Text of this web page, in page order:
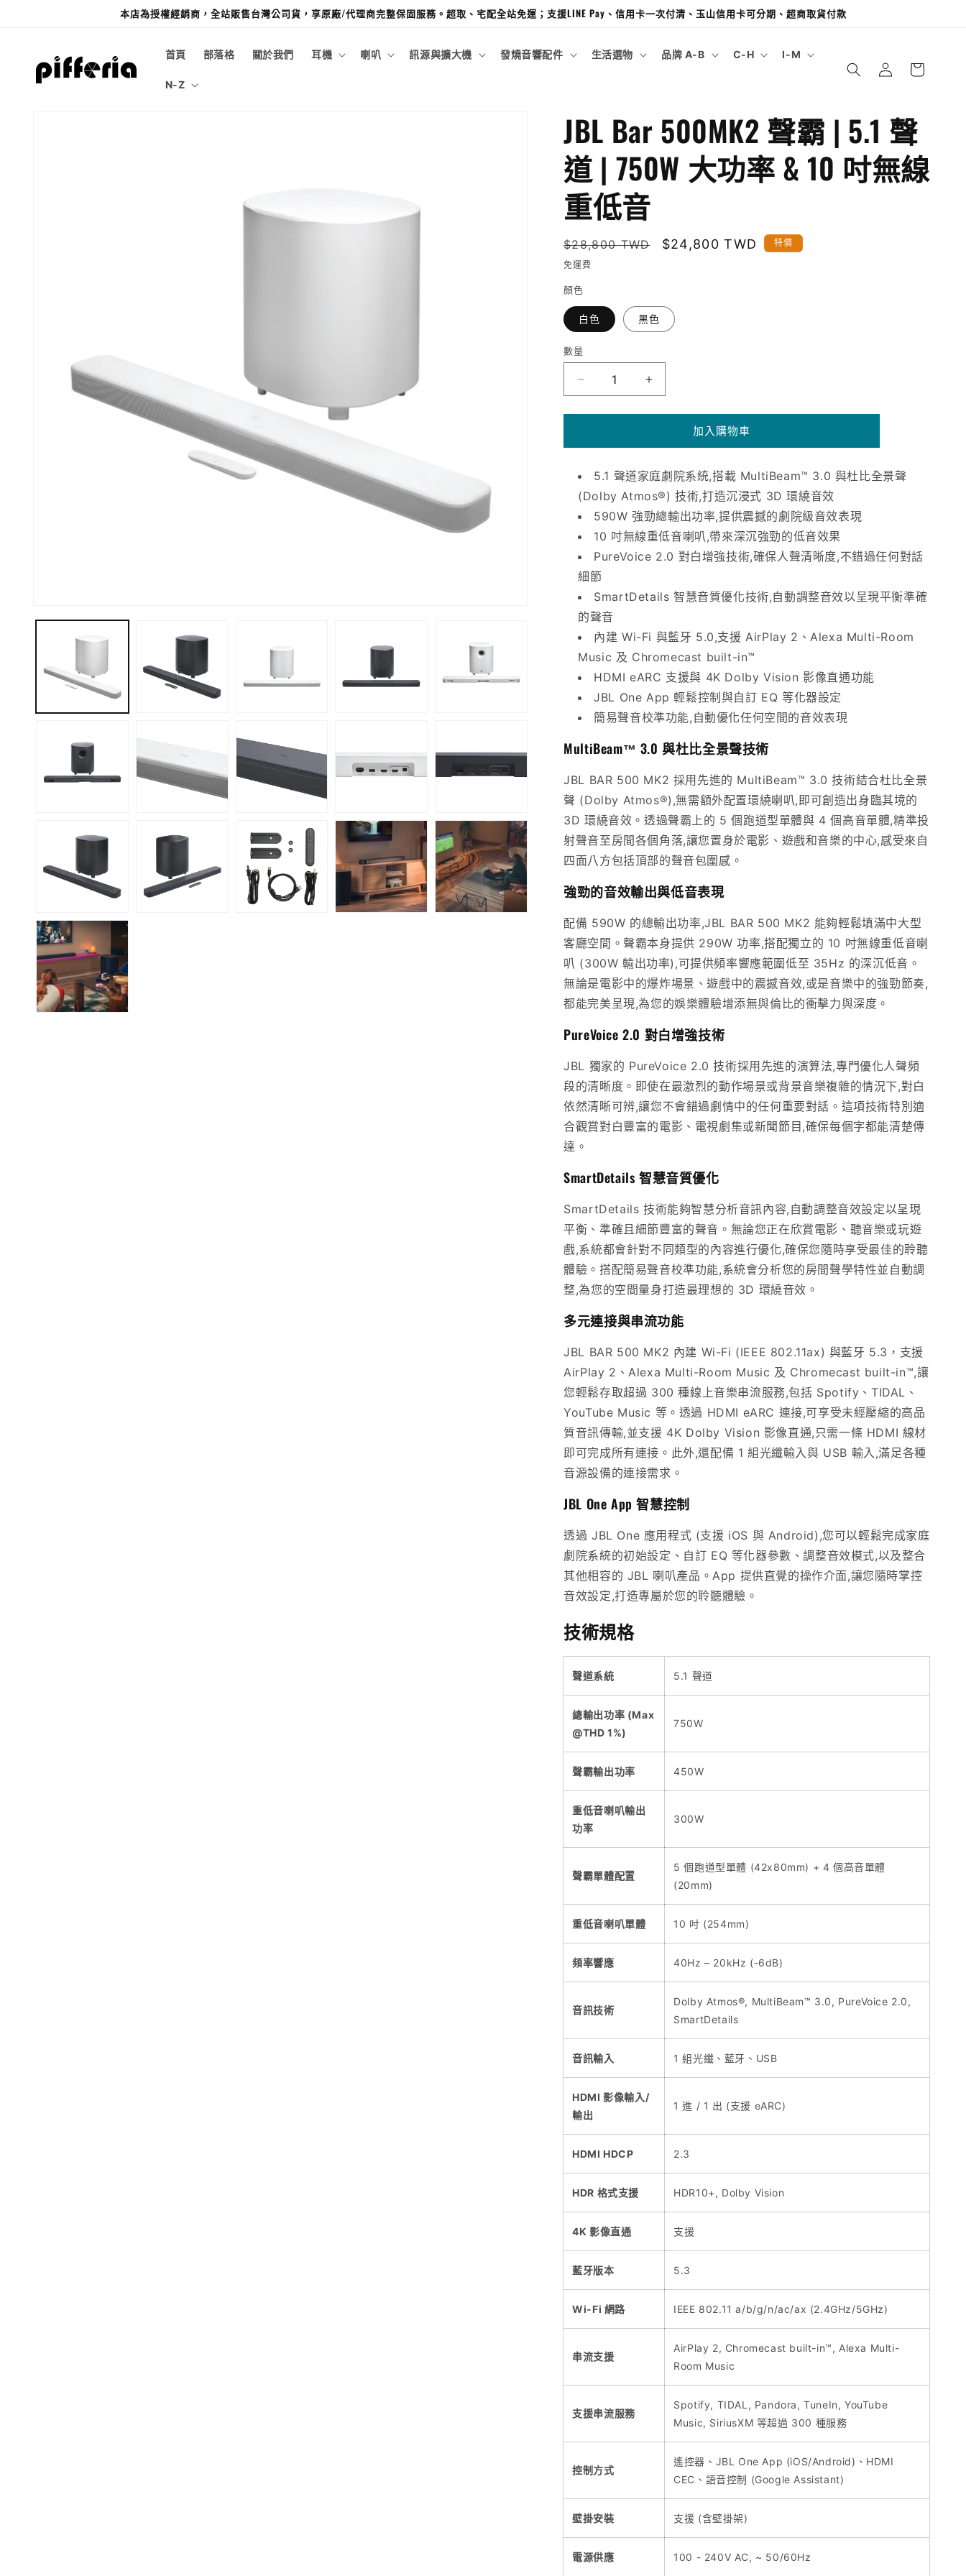
本店為授權經銷商，全站販售台灣公司貨，享原廠/代理商完整保固服務。超取、宅配全站免運；支援LINE Pay、信用卡一次付清、玉山信用卡可分期、超商取貨付款
首頁 部落格 關於我們 耳機 喇叭 訊源與擴大機 發燒音響配件 生活選物 品牌 A-B C-H I-M
N-Z
登
入
物
JBL Bar 500MK2 聲霸 | 5.1 聲
道 | 750W 大功率 & 10 吋無線
重低音
定
價
$28,800 TWD
售
$24,800 TWD 特價
免運費
顏色
白色 黑色
數量
Bar
500MK2
5.1
聲
道
|
750W
大
&amp;
10
吋
無
線
音
量
減
少
JBL
Bar
500MK2
|
5.1
聲
道
|
750W
10
吋
無
線
重
音
量
增
加
加入購物車
5.1 聲道家庭劇院系統,搭載 MultiBeam™ 3.0 與杜比全景聲
(Dolby Atmos®) 技術,打造沉浸式 3D 環繞音效
590W 強勁總輸出功率,提供震撼的劇院級音效表現
10 吋無線重低音喇叭,帶來深沉強勁的低音效果
PureVoice 2.0 對白增強技術,確保人聲清晰度,不錯過任何對話
細節
SmartDetails 智慧音質優化技術,自動調整音效以呈現平衡準確
的聲音
內建 Wi-Fi 與藍牙 5.0,支援 AirPlay 2、Alexa Multi-Room
Music 及 Chromecast built-in™
HDMI eARC 支援與 4K Dolby Vision 影像直通功能
JBL One App 輕鬆控制與自訂 EQ 等化器設定
簡易聲音校準功能,自動優化任何空間的音效表現
MultiBeam™ 3.0 與杜比全景聲技術
JBL BAR 500 MK2 採用先進的 MultiBeam™ 3.0 技術結合杜比全景
聲 (Dolby Atmos®),無需額外配置環繞喇叭,即可創造出身臨其境的
3D 環繞音效。透過聲霸上的 5 個跑道型單體與 4 個高音單體,精準投
射聲音至房間各個角落,讓您置身於電影、遊戲和音樂的中心,感受來自
四面八方包括頂部的聲音包圍感。
強勁的音效輸出與低音表現
配備 590W 的總輸出功率,JBL BAR 500 MK2 能夠輕鬆填滿中大型
客廳空間。聲霸本身提供 290W 功率,搭配獨立的 10 吋無線重低音喇
叭 (300W 輸出功率),可提供頻率響應範圍低至 35Hz 的深沉低音。
無論是電影中的爆炸場景、遊戲中的震撼音效,或是音樂中的強勁節奏,
都能完美呈現,為您的娛樂體驗增添無與倫比的衝擊力與深度。
PureVoice 2.0 對白增強技術
JBL 獨家的 PureVoice 2.0 技術採用先進的演算法,專門優化人聲頻
段的清晰度。即使在最激烈的動作場景或背景音樂複雜的情況下,對白
依然清晰可辨,讓您不會錯過劇情中的任何重要對話。這項技術特別適
合觀賞對白豐富的電影、電視劇集或新聞節目,確保每個字都能清楚傳
達。
SmartDetails 智慧音質優化
SmartDetails 技術能夠智慧分析音訊內容,自動調整音效設定以呈現
平衡、準確且細節豐富的聲音。無論您正在欣賞電影、聽音樂或玩遊
戲,系統都會針對不同類型的內容進行優化,確保您隨時享受最佳的聆聽
體驗。搭配簡易聲音校準功能,系統會分析您的房間聲學特性並自動調
整,為您的空間量身打造最理想的 3D 環繞音效。
多元連接與串流功能
JBL BAR 500 MK2 內建 Wi-Fi (IEEE 802.11ax) 與藍牙 5.3，支援
AirPlay 2、Alexa Multi-Room Music 及 Chromecast built-in™,讓
您輕鬆存取超過 300 種線上音樂串流服務,包括 Spotify、TIDAL、
YouTube Music 等。透過 HDMI eARC 連接,可享受未經壓縮的高品
質音訊傳輸,並支援 4K Dolby Vision 影像直通,只需一條 HDMI 線材
即可完成所有連接。此外,還配備 1 組光纖輸入與 USB 輸入,滿足各種
音源設備的連接需求。
JBL One App 智慧控制
透過 JBL One 應用程式 (支援 iOS 與 Android),您可以輕鬆完成家庭
劇院系統的初始設定、自訂 EQ 等化器參數、調整音效模式,以及整合
其他相容的 JBL 喇叭產品。App 提供直覺的操作介面,讓您隨時掌控
音效設定,打造專屬於您的聆聽體驗。
技術規格
聲道系統 5.1 聲道
總輸出功率 (Max
@THD 1%)
750W
聲霸輸出功率 450W
重低音喇叭輸出
功率
300W
聲霸單體配置
5 個跑道型單體 (42x80mm) + 4 個高音單體
(20mm)
重低音喇叭單體 10 吋 (254mm)
頻率響應 40Hz – 20kHz (-6dB)
音訊技術
Dolby Atmos®, MultiBeam™ 3.0, PureVoice 2.0,
SmartDetails
音訊輸入 1 組光纖、藍牙、USB
HDMI 影像輸入/
輸出
1 進 / 1 出 (支援 eARC)
HDMI HDCP 2.3
HDR 格式支援 HDR10+, Dolby Vision
4K 影像直通 支援
藍牙版本 5.3
Wi-Fi 網路 IEEE 802.11 a/b/g/n/ac/ax (2.4GHz/5GHz)
串流支援
AirPlay 2, Chromecast built-in™, Alexa Multi-
Room Music
支援串流服務
Spotify, TIDAL, Pandora, TuneIn, YouTube
Music, SiriusXM 等超過 300 種服務
控制方式
遙控器、JBL One App (iOS/Android)、HDMI
CEC、語音控制 (Google Assistant)
壁掛安裝 支援 (含壁掛架)
電源供應 100 - 240V AC, ~ 50/60Hz